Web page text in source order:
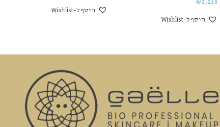
₪1,133
הוסף ל-Wishlist
הוסף ל-Wishlist